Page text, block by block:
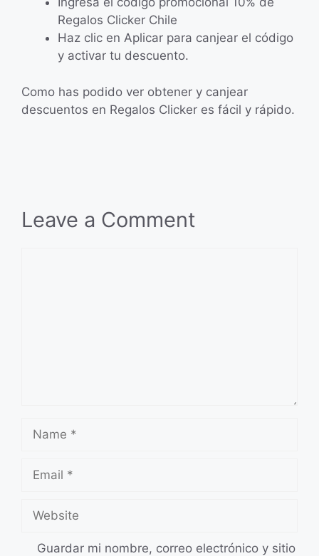
Regalos Clicker Chile
Haz clic en Aplicar para canjear el código
y activar tu descuento.
Como has podido ver obtener y canjear
descuentos en Regalos Clicker es fácil y rápido.
Leave a Comment
Name
Email
Website
Guardar mi nombre, correo electrónico y sitio